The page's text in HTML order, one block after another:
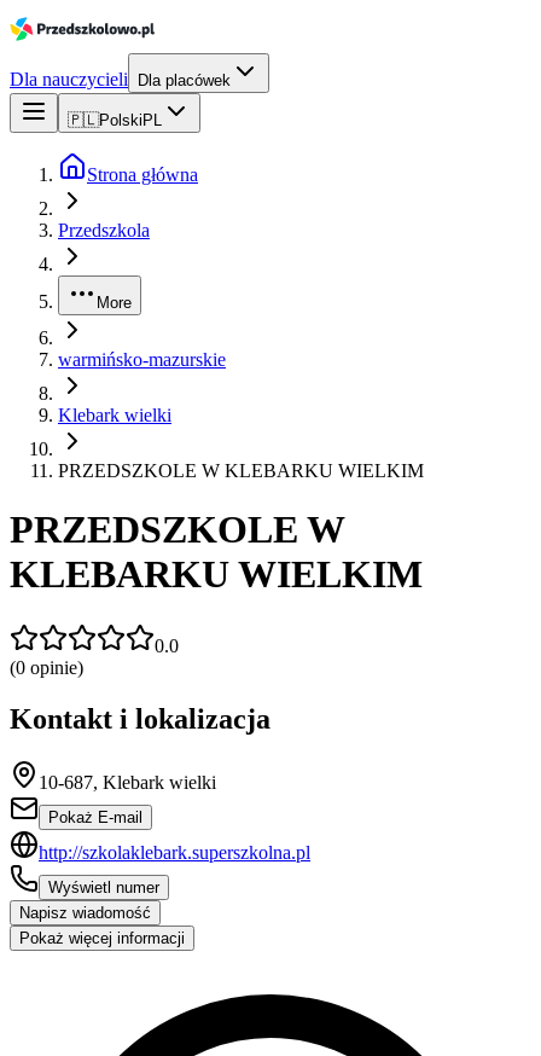
Dla nauczycieli Dla placówek
🇵🇱Polski PL
Strona główna
Przedszkola
More
warmińsko-mazurskie
Klebark wielki
PRZEDSZKOLE W KLEBARKU WIELKIM
PRZEDSZKOLE W
KLEBARKU WIELKIM
0.0
(0 opinie)
Kontakt i lokalizacja
10-687, Klebark wielki
Pokaż E-mail
http://szkolaklebark.superszkolna.pl
Wyświetl numer
Napisz wiadomość
Pokaż więcej informacji